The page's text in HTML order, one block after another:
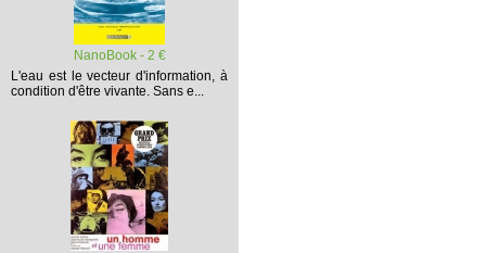
NanoBook - 2 €
L'eau est le vecteur d'information, à
condition d'être vivante. Sans e...